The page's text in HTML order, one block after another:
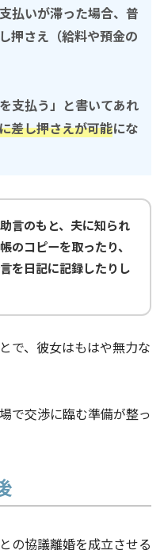
払いが滞った場合、普
押さえ（給料や預金の
支払う」と書いてあれ
差し押さえが可能にな
言のもと、夫に知られ
のコピーを取ったり、
を日記に記録したりし
で、彼女はもはや無力な
で交渉に臨む準備が整っ
の協議離婚を成立させる